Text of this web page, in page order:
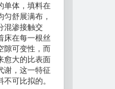
单体，填料在
舒展满布，
混渗接触交
床在每一根丝
隙可变性，而
愈大的比表面
谢，这一特征
可比拟的。